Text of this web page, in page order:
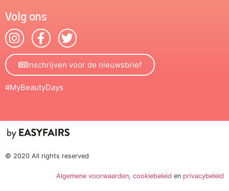
Volg ons
Inschrijven voor de nieuwsbrief
#MyBeautyDays
© 2020 All rights reserved
Algemene voorwaarden, cookiebeleid en privacybeleid